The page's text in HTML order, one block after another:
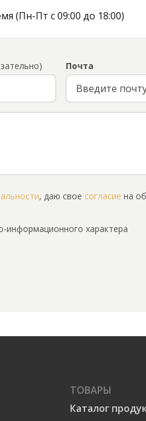
(Пн-Пт с 09:00 до 18:00)
Почта
, даю свое согласие на
информационного характера
ТОВАРЫ
Каталог